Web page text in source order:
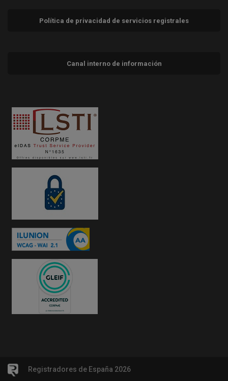
Política de privacidad de servicios registrales
Canal interno de información
Registradores de España 2026